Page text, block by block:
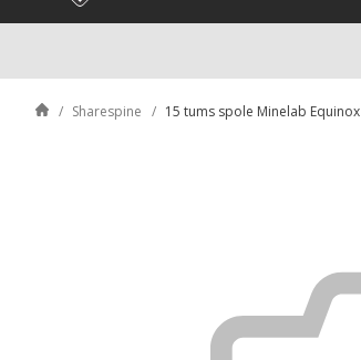
Sharespine 15 tums spole Minelab Equinox